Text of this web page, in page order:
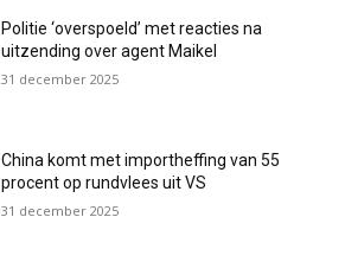
Politie ‘overspoeld’ met reacties na
uitzending over agent Maikel
31 december 2025
China komt met importheffing van 55
procent op rundvlees uit VS
31 december 2025